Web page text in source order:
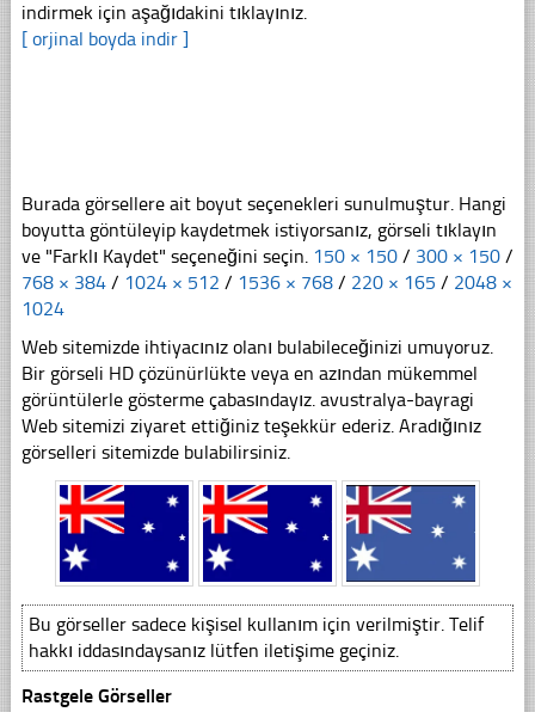
indirmek için aşağıdakini tıklayınız.
[ orjinal boyda indir ]
Burada görsellere ait boyut seçenekleri sunulmuştur. Hangi
boyutta göntüleyip kaydetmek istiyorsanız, görseli tıklayın
ve "Farklı Kaydet" seçeneğini seçin. 150 × 150 / 300 × 150 /
768 × 384 / 1024 × 512 / 1536 × 768 / 220 × 165 / 2048 ×
1024
Web sitemizde ihtiyacınız olanı bulabileceğinizi umuyoruz.
Bir görseli HD çözünürlükte veya en azından mükemmel
görüntülerle gösterme çabasındayız. avustralya-bayragi
Web sitemizi ziyaret ettiğiniz teşekkür ederiz. Aradığınız
görselleri sitemizde bulabilirsiniz.
Bu görseller sadece kişisel kullanım için verilmiştir. Telif
hakkı iddasındaysanız lütfen iletişime geçiniz.
Rastgele Görseller